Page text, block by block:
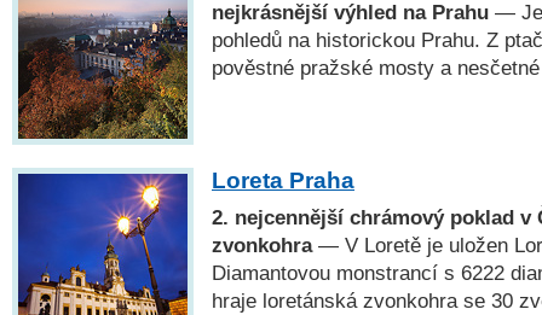
nejkrásnější výhled na Prahu —
pohledů na historickou Prahu. Z
pověstné pražské mosty a
Loreta Praha
2. nejcennější chrámový poklad v
zvonkohra — V Loretě je uložen
Diamantovou monstrancí s 6222
hraje loretánská zvonkohra se 30